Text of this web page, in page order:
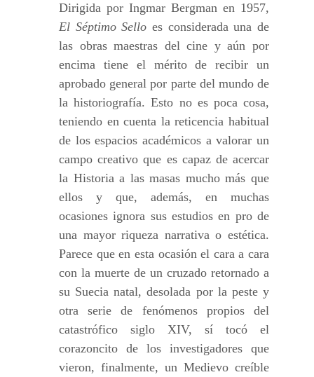
Dirigida por Ingmar Bergman en 1957,
El Séptimo Sello es considerada una de
las obras maestras del cine y aún por
encima tiene el mérito de recibir un
aprobado general por parte del mundo de
la historiografía. Esto no es poca cosa,
teniendo en cuenta la reticencia habitual
de los espacios académicos a valorar un
campo creativo que es capaz de acercar
la Historia a las masas mucho más que
ellos y que, además, en muchas
ocasiones ignora sus estudios en pro de
una mayor riqueza narrativa o estética.
Parece que en esta ocasión el cara a cara
con la muerte de un cruzado retornado a
su Suecia natal, desolada por la peste y
otra serie de fenómenos propios del
catastrófico siglo XIV, sí tocó el
corazoncito de los investigadores que
vieron, finalmente, un Medievo creíble